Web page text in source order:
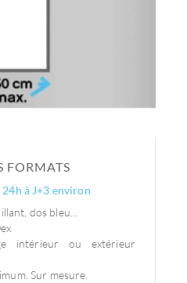
FORMATS
à J+3 environ
dos bleu...
intérieur ou extérieur
Sur mesure.